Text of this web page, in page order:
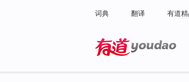
词典 翻译 有道